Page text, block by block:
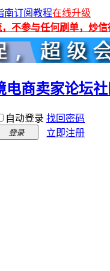
南订阅教程在线升级
不参与任何刷单，炒信
自动登录 找回密码
登录
立即注册